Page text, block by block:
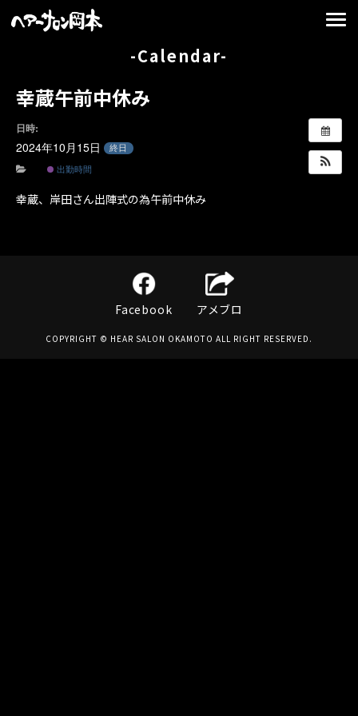
-Calendar-
幸蔵午前中休み
日時:
2024年10月15日 終日
出勤時間
幸蔵、岸田さん出陣式の為午前中休み
Facebook アメブロ
COPYRIGHT © HEAR SALON OKAMOTO ALL RIGHT RESERVED.